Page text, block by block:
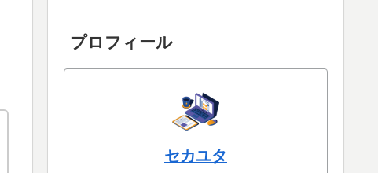
プロフィール
セカユタ